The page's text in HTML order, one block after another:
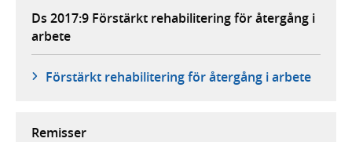
Ds 2017:9 Förstärkt rehabilitering för återgång i
arbete
Förstärkt rehabilitering för återgång i arbete
Remisser